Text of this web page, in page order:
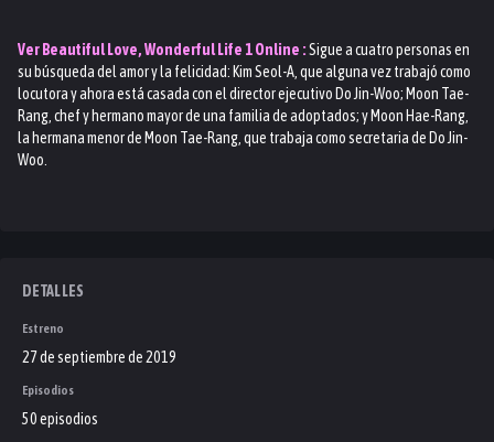
Ver Beautiful Love, Wonderful Life 1Online :Sigue a cuatro personas en
su búsqueda del amor y la felicidad: Kim Seol-A, que alguna vez trabajó como
locutora y ahora está casada con el director ejecutivo Do Jin-Woo; Moon Tae-
Rang, chef y hermano mayor de una familia de adoptados; y Moon Hae-Rang,
la hermana menor de Moon Tae-Rang, que trabaja como secretaria de Do Jin-
Woo.
DETALLES
Estreno
27 de septiembre de 2019
Episodios
50 episodios